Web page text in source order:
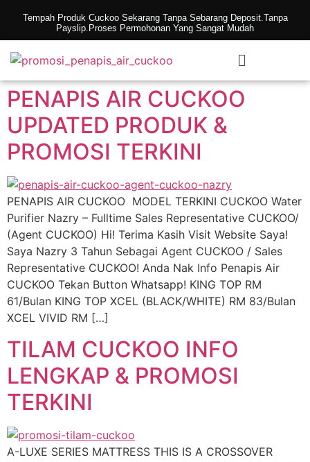
Tempah Produk Cuckoo Sekarang Tanpa Sebarang Deposit.Tanpa
Payslip.Proses Permohonan Yang Sangat Mudah
PENAPIS AIR CUCKOO
UPDATED PRODUK &
PROMOSI TERKINI
PENAPIS AIR CUCKOO MODEL TERKINI CUCKOO Water
Purifier Nazry – Fulltime Sales Representative CUCKOO/
(Agent CUCKOO) Hi! Terima Kasih Visit Website Saya!
Saya Nazry 3 Tahun Sebagai Agent CUCKOO / Sales
Representative CUCKOO! Anda Nak Info Penapis Air
CUCKOO Tekan Button Whatsapp! KING TOP RM
61/Bulan KING TOP XCEL (BLACK/WHITE) RM 83/Bulan
XCEL VIVID RM […]
TILAM CUCKOO INFO
LENGKAP & PROMOSI
TERKINI
A-LUXE SERIES MATTRESS THIS IS A CROSSOVER